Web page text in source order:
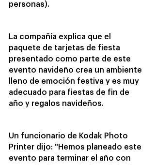
personas).
La compañía explica que el
paquete de tarjetas de fiesta
presentado como parte de este
evento navideño crea un ambiente
lleno de emoción festiva y es muy
adecuado para fiestas de fin de
año y regalos navideños.
Un funcionario de Kodak Photo
Printer dijo: "Hemos planeado este
evento para terminar el año con